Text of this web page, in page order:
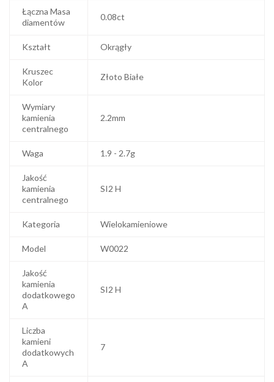
Łączna Masa
diamentów
0.08ct
Kształt Okrągły
Kruszec
Kolor
Złoto Białe
Wymiary
kamienia
centralnego
2.2mm
Waga 1.9 - 2.7g
Jakość
kamienia
centralnego
SI2 H
Kategoria Wielokamieniowe
Model W0022
Jakość
kamienia
dodatkowego
A
SI2 H
Liczba
kamieni
dodatkowych
A
7